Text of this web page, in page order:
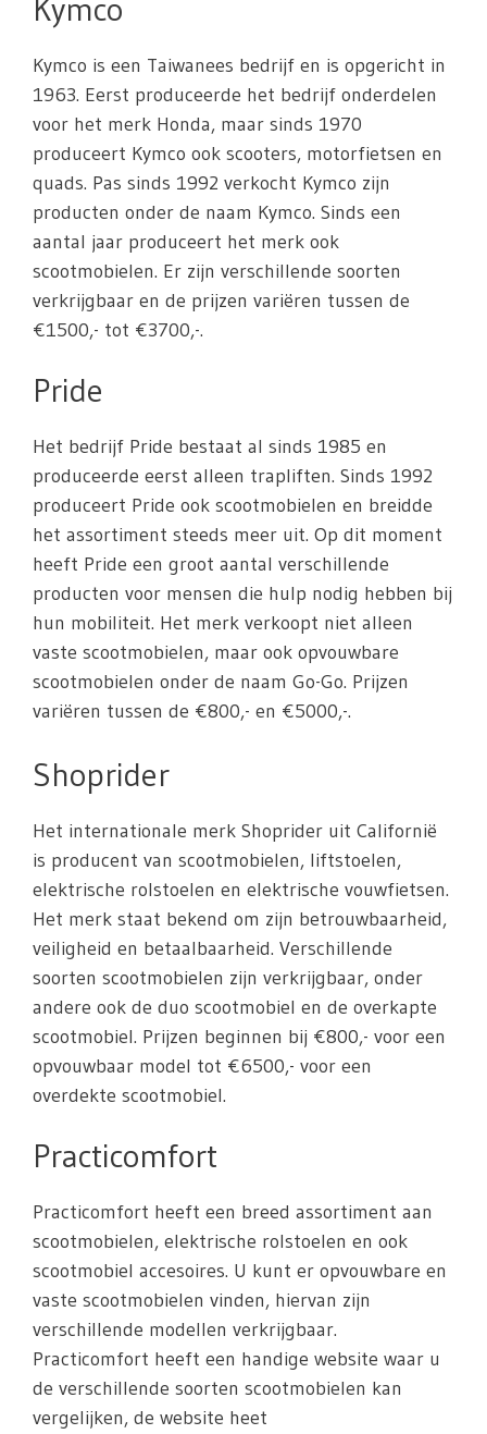
Kymco
Kymco is een Taiwanees bedrijf en is opgericht in
1963. Eerst produceerde het bedrijf onderdelen
voor het merk Honda, maar sinds 1970
produceert Kymco ook scooters, motorfietsen en
quads. Pas sinds 1992 verkocht Kymco zijn
producten onder de naam Kymco. Sinds een
aantal jaar produceert het merk ook
scootmobielen. Er zijn verschillende soorten
verkrijgbaar en de prijzen variëren tussen de
€1500,- tot €3700,-.
Pride
Het bedrijf Pride bestaat al sinds 1985 en
produceerde eerst alleen trapliften. Sinds 1992
produceert Pride ook scootmobielen en breidde
het assortiment steeds meer uit. Op dit moment
heeft Pride een groot aantal verschillende
producten voor mensen die hulp nodig hebben bij
hun mobiliteit. Het merk verkoopt niet alleen
vaste scootmobielen, maar ook opvouwbare
scootmobielen onder de naam Go-Go. Prijzen
variëren tussen de €800,- en €5000,-.
Shoprider
Het internationale merk Shoprider uit Californië
is producent van scootmobielen, liftstoelen,
elektrische rolstoelen en elektrische vouwfietsen.
Het merk staat bekend om zijn betrouwbaarheid,
veiligheid en betaalbaarheid. Verschillende
soorten scootmobielen zijn verkrijgbaar, onder
andere ook de duo scootmobiel en de overkapte
scootmobiel. Prijzen beginnen bij €800,- voor een
opvouwbaar model tot €6500,- voor een
overdekte scootmobiel.
Practicomfort
Practicomfort heeft een breed assortiment aan
scootmobielen, elektrische rolstoelen en ook
scootmobiel accesoires. U kunt er opvouwbare en
vaste scootmobielen vinden, hiervan zijn
verschillende modellen verkrijgbaar.
Practicomfort heeft een handige website waar u
de verschillende soorten scootmobielen kan
vergelijken, de website heet